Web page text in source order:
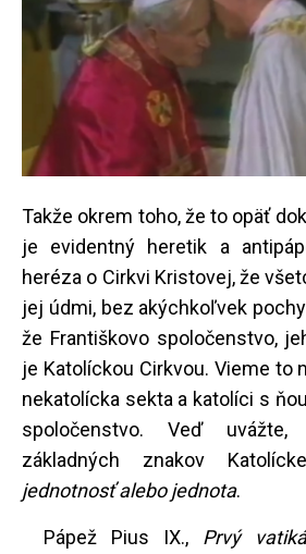
Takže okrem toho, že to opäť
je evidentný heretik a
heréza o Cirkvi Kristovej, že
jej údmi, bez akýchkoľvek
že Františkovo spoločenstvo,
je Katolíckou Cirkvou. Vieme to
nekatolícka sekta a katolíci s
spoločenstvo. Veď
základných znakov
jednotnosť alebo jednota.
Pápež Pius IX., Prvý